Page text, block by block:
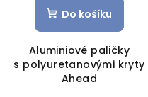
Do košíku
Aluminiové paličky
s polyuretanovými kryty
Ahead